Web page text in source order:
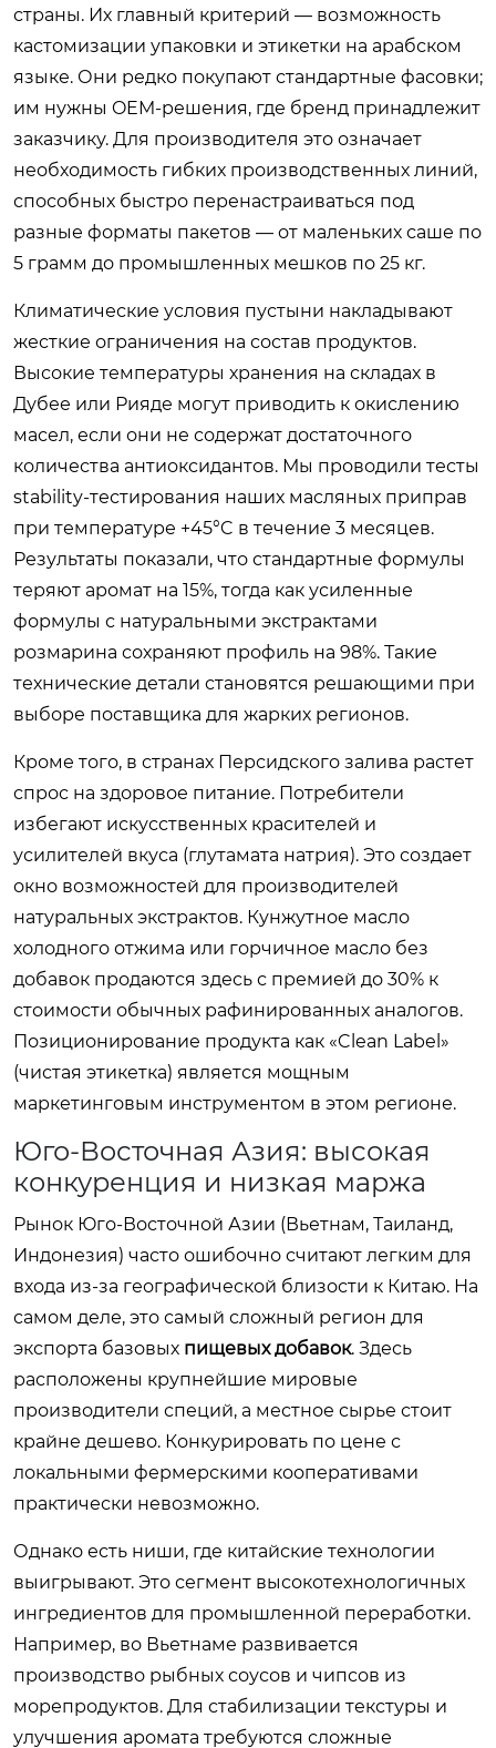
страны. Их главный критерий — возможность
кастомизации упаковки и этикетки на арабском
языке. Они редко покупают стандартные фасовки;
им нужны OEM-решения, где бренд принадлежит
заказчику. Для производителя это означает
необходимость гибких производственных линий,
способных быстро перенастраиваться под
разные форматы пакетов — от маленьких саше по
5 грамм до промышленных мешков по 25 кг.
Климатические условия пустыни накладывают
жесткие ограничения на состав продуктов.
Высокие температуры хранения на складах в
Дубее или Рияде могут приводить к окислению
масел, если они не содержат достаточного
количества антиоксидантов. Мы проводили тесты
stability-тестирования наших масляных приправ
при температуре +45°C в течение 3 месяцев.
Результаты показали, что стандартные формулы
теряют аромат на 15%, тогда как усиленные
формулы с натуральными экстрактами
розмарина сохраняют профиль на 98%. Такие
технические детали становятся решающими при
выборе поставщика для жарких регионов.
Кроме того, в странах Персидского залива растет
спрос на здоровое питание. Потребители
избегают искусственных красителей и
усилителей вкуса (глутамата натрия). Это создает
окно возможностей для производителей
натуральных экстрактов. Кунжутное масло
холодного отжима или горчичное масло без
добавок продаются здесь с премией до 30% к
стоимости обычных рафинированных аналогов.
Позиционирование продукта как «Clean Label»
(чистая этикетка) является мощным
маркетинговым инструментом в этом регионе.
Юго-Восточная Азия: высокая
конкуренция и низкая маржа
Рынок Юго-Восточной Азии (Вьетнам, Таиланд,
Индонезия) часто ошибочно считают легким для
входа из-за географической близости к Китаю. На
самом деле, это самый сложный регион для
экспорта базовых пищевых добавок. Здесь
расположены крупнейшие мировые
производители специй, а местное сырье стоит
крайне дешево. Конкурировать по цене с
локальными фермерскими кооперативами
практически невозможно.
Однако есть ниши, где китайские технологии
выигрывают. Это сегмент высокотехнологичных
ингредиентов для промышленной переработки.
Например, во Вьетнаме развивается
производство рыбных соусов и чипсов из
морепродуктов. Для стабилизации текстуры и
улучшения аромата требуются сложные